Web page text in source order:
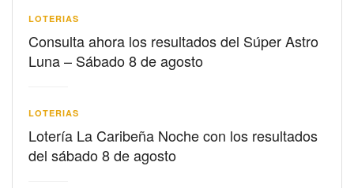
LOTERIAS
Consulta ahora los resultados del Súper Astro
Luna – Sábado 8 de agosto
LOTERIAS
Lotería La Caribeña Noche con los resultados
del sábado 8 de agosto